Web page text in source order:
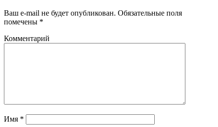
Ваш e-mail не будет опубликован. Обязательные поля
помечены *
Комментарий
Имя *